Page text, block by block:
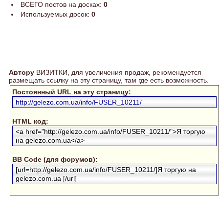
ВСЕГО постов на досках: 0
Используемых досок: 0
Автору ВИЗИТКИ, для увеличения продаж, рекомендуется
размещать ссылку на эту страницу, там где есть возможность.
Постоянный URL на эту страницу:
http://gelezo.com.ua/info/FUSER_10211/
HTML код:
<a href="http://gelezo.com.ua/info/FUSER_10211/">Я торгую
на gelezo.com.ua</a>
BB Code (для форумов):
[url=http://gelezo.com.ua/info/FUSER_10211/]Я торгую на
gelezo.com.ua [/url]